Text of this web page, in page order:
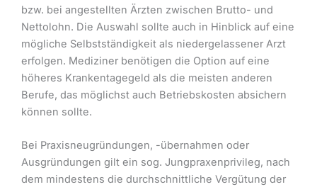
bzw. bei angestellten Ärzten zwischen Brutto- und
Nettolohn. Die Auswahl sollte auch in Hinblick auf eine
mögliche Selbstständigkeit als niedergelassener Arzt
erfolgen. Mediziner benötigen die Option auf eine
höheres Krankentagegeld als die meisten anderen
Berufe, das möglichst auch Betriebskosten absichern
können sollte.
Bei Praxisneugründungen, -übernahmen oder
Ausgründungen gilt ein sog. Jungpraxenprivileg, nach
dem mindestens die durchschnittliche Vergütung der